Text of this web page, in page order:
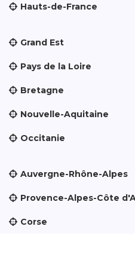
Hauts-de-France
Grand Est
Pays de la Loire
Bretagne
Nouvelle-Aquitaine
Occitanie
Auvergne-Rhône-Alpes
Provence-Alpes-Côte
Corse